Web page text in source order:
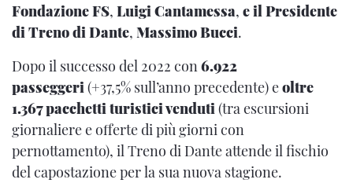
Fondazione FS, Luigi Cantamessa, e il Presidente
di Treno di Dante, Massimo Bucci.
Dopo il successo del 2022 con6.922
passeggeri(+37,5% sull’anno precedente) eoltre
1.367 pacchetti turistici venduti(tra escursioni
giornaliere e offerte di più giorni con
pernottamento), il Treno di Dante attende il fischio
del capostazione per la sua nuova stagione.